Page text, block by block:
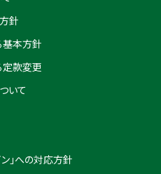
針
本方針
款変更
いて
」への対応方針